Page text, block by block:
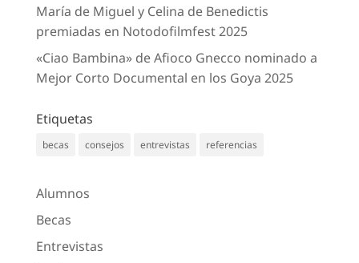
María de Miguel y Celina de Benedictis
premiadas en Notodofilmfest 2025
«Ciao Bambina» de Afioco Gnecco nominado a
Mejor Corto Documental en los Goya 2025
Etiquetas
becas consejos entrevistas referencias
Alumnos
Becas
Entrevistas